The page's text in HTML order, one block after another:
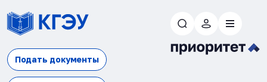
Подать документы